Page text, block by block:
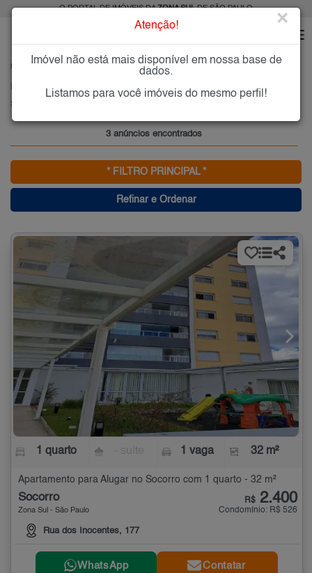
O PORTAL DE IMÓVEIS DAZONA SULDE SÃO PAULO
SOCORRO
Imóveis para Alugar no Socorro, Zona Sul de São Paulo, SP
Socorro, Zona Sul
3 anúncios encontrados
* FILTRO PRINCIPAL *
Refinar e Ordenar
1 quarto 1 vaga 32 m²
Apartamento para Alugar no Socorro com 1 quarto - 32 m²
Socorro
Zona Sul - São Paulo
Rua dos Inocentes, 177
R$ 2.400
Condomínio: R$ 526
WhatsApp Contatar
Atenção! ×
Imóvel não está mais disponível em nossa base de
dados.
Listamos para você imóveis do mesmo perfil!